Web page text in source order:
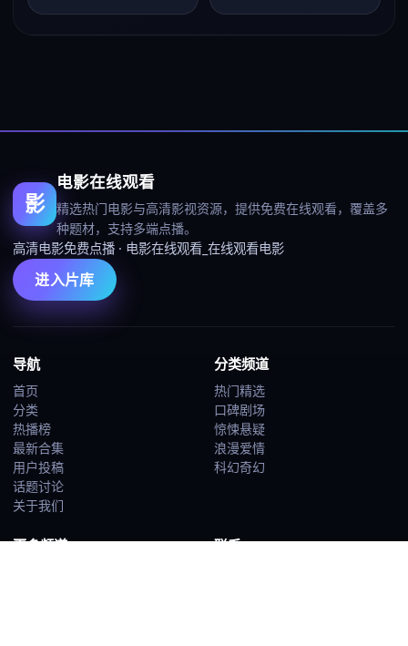
影
电影在线观看
精选热门电影与高清影视资源，提供免费在线观看，覆盖多
种题材，支持多端点播。
高清电影免费点播 · 电影在线观看_在线观看电影
进入片库
导航
首页
分类
热播榜
最新合集
用户投稿
话题讨论
关于我们
分类频道
热门精选
口碑剧场
惊悚悬疑
浪漫爱情
科幻奇幻
更多频道 联系